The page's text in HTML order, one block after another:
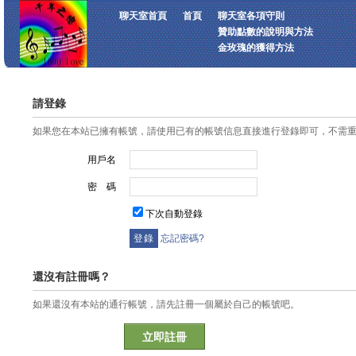
聊天室首頁 首頁
聊天室各項守則
贊助點數的說明與方法
金玫瑰的獲得方法
請登錄
如果您在本站已擁有帳號，請使用已有的帳號信息直接進行登錄即可，不需
用戶名
密 碼
下次自動登錄
忘記密碼?
還沒有註冊嗎？
如果還沒有本站的通行帳號，請先註冊一個屬於自己的帳號吧。
立即註冊